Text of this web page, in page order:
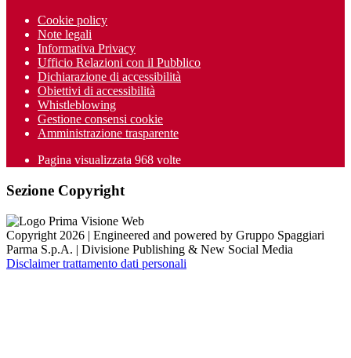
Cookie policy
Note legali
Informativa Privacy
Ufficio Relazioni con il Pubblico
Dichiarazione di accessibilità
Obiettivi di accessibilità
Whistleblowing
Gestione consensi cookie
Amministrazione trasparente
Pagina visualizzata 968 volte
Sezione Copyright
Copyright 2026 | Engineered and powered by Gruppo Spaggiari
Parma S.p.A. | Divisione Publishing & New Social Media
Disclaimer trattamento dati personali